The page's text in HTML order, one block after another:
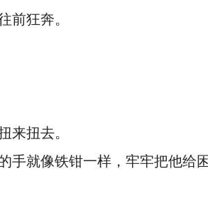
前狂奔。
来扭去。
手就像铁钳一样，牢牢把他给